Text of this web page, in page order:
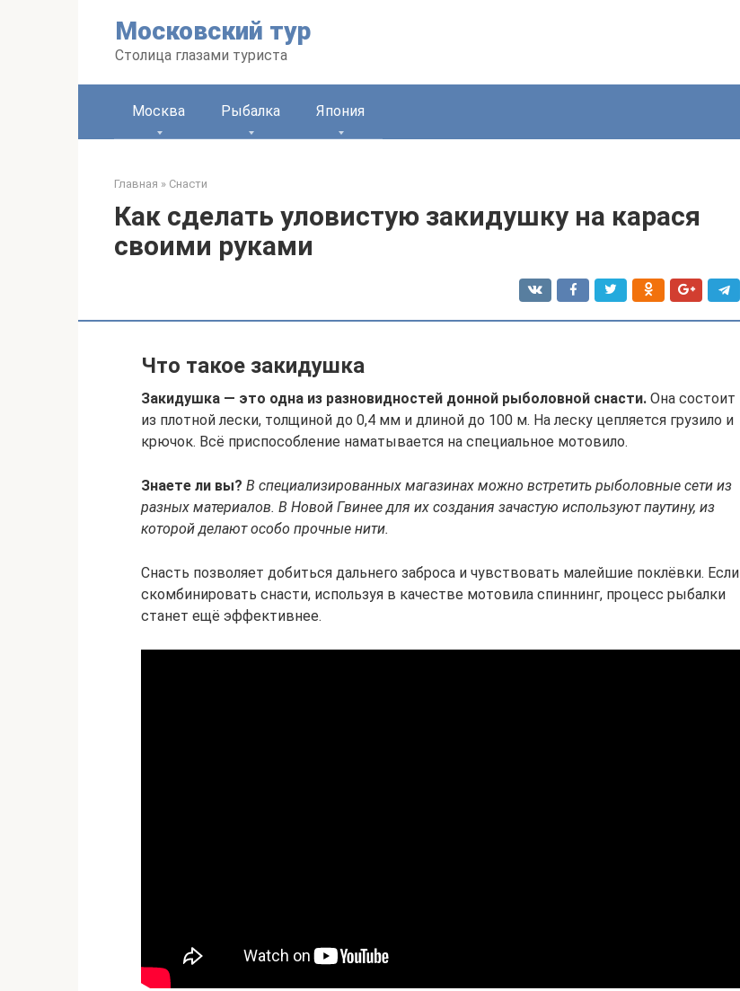
Московский тур
Столица глазами туриста
Москва Рыбалка Япония
Главная » Снасти
Как сделать уловистую закидушку на карася
своими руками
Что такое закидушка
Закидушка — это одна из разновидностей донной рыболовной снасти. Она состоит
из плотной лески, толщиной до 0,4 мм и длиной до 100 м. На леску цепляется грузило и
крючок. Всё приспособление наматывается на специальное мотовило.
Знаете ли вы? В специализированных магазинах можно встретить рыболовные сети из
разных материалов. В Новой Гвинее для их создания зачастую используют паутину, из
которой делают особо прочные нити.
Снасть позволяет добиться дальнего заброса и чувствовать малейшие поклёвки. Если
скомбинировать снасти, используя в качестве мотовила спиннинг, процесс рыбалки
станет ещё эффективнее.